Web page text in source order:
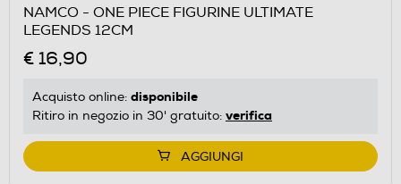
NAMCO - ONE PIECE FIGURINE ULTIMATE
LEGENDS 12CM
€ 16,90
Acquisto online: disponibile
Ritiro in negozio in 30' gratuito: verifica
AGGIUNGI